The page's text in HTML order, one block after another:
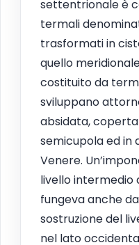
settentrionale è
termali
trasformati in
quello
costituito da
sviluppano
absidata,
semicupola ed in
Venere.
livello intermedio
fungeva anche
sostruzione del
nel lato